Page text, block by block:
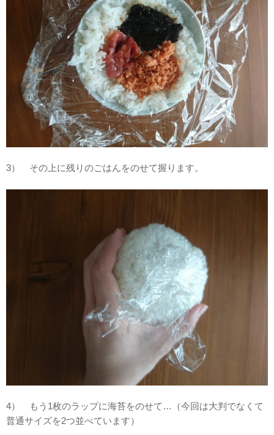
3） その上に残りのごはんをのせて握ります。
4） もう1枚のラップに海苔をのせて…（今回は大判でなくて
普通サイズを2つ並べています）